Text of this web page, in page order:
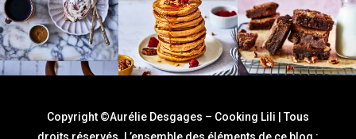
Copyright ©Aurélie Desgages – Cooking Lili | Tous
droits réservés. L’ensemble des éléments de ce blog :